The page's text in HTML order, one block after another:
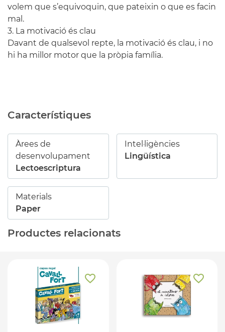
volem que s’equivoquin, que pateixin o que es facin
mal.
3. La motivació és clau
Davant de qualsevol repte, la motivació és clau, i no
hi ha millor motor que la pròpia família.
Característiques
Àrees de
desenvolupament
Lectoescriptura
Intel·ligències
Lingüística
Materials
Paper
Productes relacionats